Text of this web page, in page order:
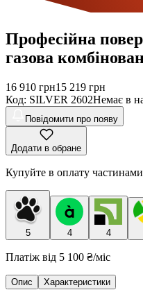
Професійна
газова
16 910 грн15 219 грн
Код: SILVER 2602Немає в
Повідомити про появу
Додати в обране
Купуйте в оплату
5 4 4
Платіж від 5 100 ₴/міс
Опис Характеристики